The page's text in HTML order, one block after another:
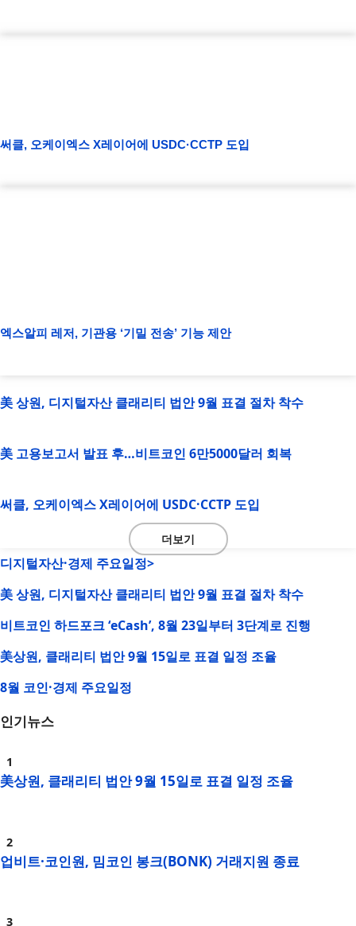
써클, 오케이엑스 X레이어에 USDC·CCTP 도입
엑스알피 레저, 기관용 ‘기밀 전송’ 기능 제안
美 상원, 디지털자산 클래리티 법안 9월 표결 절차 착수
美 고용보고서 발표 후…비트코인 6만5000달러 회복
써클, 오케이엑스 X레이어에 USDC·CCTP 도입
더보기
디지털자산·경제 주요일정>
美 상원, 디지털자산 클래리티 법안 9월 표결 절차 착수
비트코인 하드포크 ‘eCash’, 8월 23일부터 3단계로 진행
美상원, 클래리티 법안 9월 15일로 표결 일정 조율
8월 코인·경제 주요일정
인기뉴스
美상원, 클래리티 법안 9월 15일로 표결 일정 조율
업비트·코인원, 밈코인 봉크(BONK) 거래지원 종료